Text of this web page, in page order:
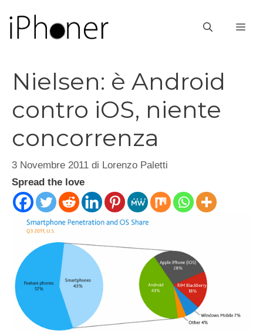
contenuto
Nielsen: è Android
contro iOS, niente
concorrenza
3 Novembre 2011 di Lorenzo Paletti
Spread the love